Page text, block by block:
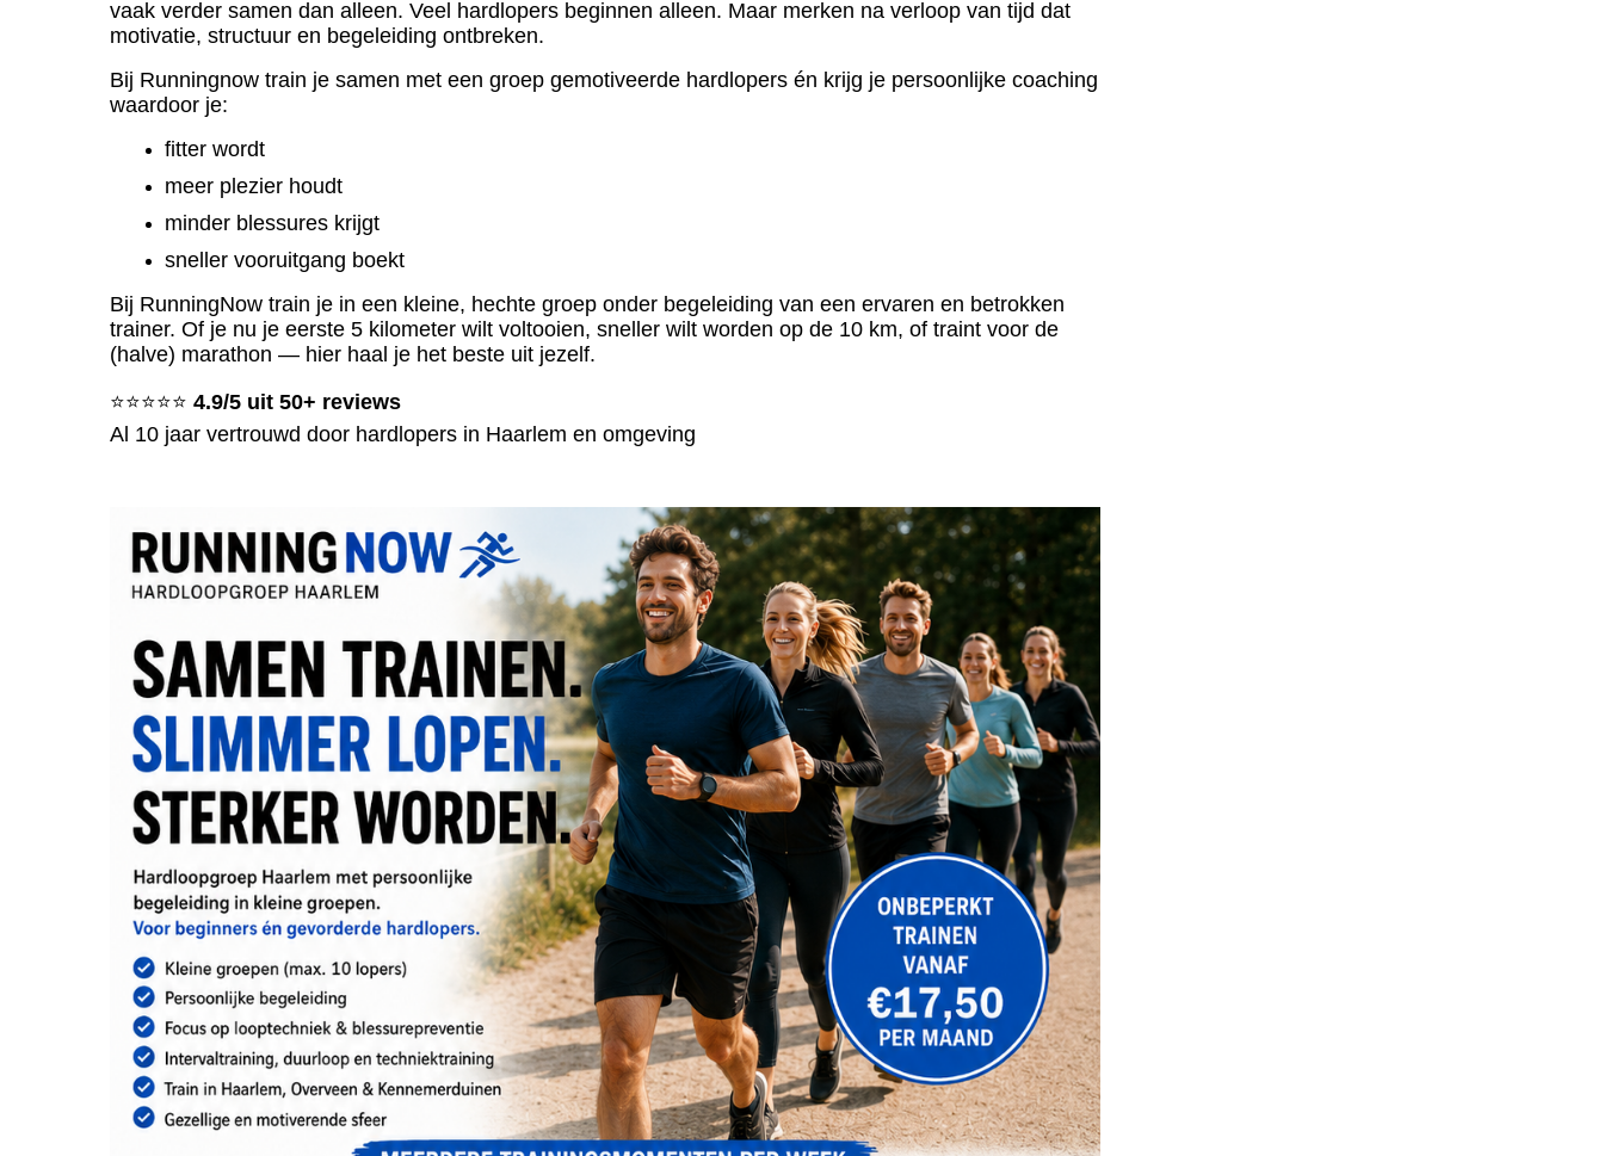
vaak verder samen dan alleen. Veel hardlopers beginnen alleen. Maar merken na verloop van tijd dat
motivatie, structuur en begeleiding ontbreken.
Bij Runningnow train je samen met een groep gemotiveerde hardlopers én krijg je persoonlijke coaching
waardoor je:
fitter wordt
meer plezier houdt
minder blessures krijgt
sneller vooruitgang boekt
Bij RunningNow train je in een kleine, hechte groep onder begeleiding van een ervaren en betrokken
trainer. Of je nu je eerste 5 kilometer wilt voltooien, sneller wilt worden op de 10 km, of traint voor de
(halve) marathon — hier haal je het beste uit jezelf.
⭐⭐⭐⭐⭐ 4.9/5 uit 50+ reviews
Al 10 jaar vertrouwd door hardlopers in Haarlem en omgeving